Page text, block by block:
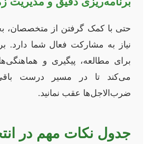
حتی با کمک گرفتن از متخصصان،
نیاز به مشارکت فعال شما دارد.
برای مطالعه، پیگیری و
می‌کند تا در مسیر درست
ضرب‌الاجل‌ها عقب نمانید.
جدول نکات مهم در